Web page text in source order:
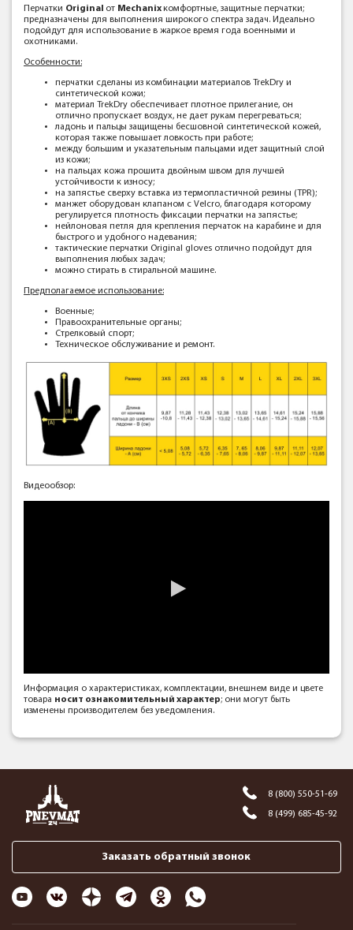
Перчатки Original от Mechanixкомфортные, защитные перчатки;
предназначены для выполнения широкого спектра задач. Идеально
подойдут для использование в жаркое время года военными и
охотниками.
Особенности:
перчатки сделаны из комбинации материалов TrekDry и
синтетической кожи;
материал TrekDry обеспечивает плотное прилегание, он
отлично пропускает воздух, не дает рукам перегреваться;
ладонь и пальцы защищены бесшовной синтетической кожей,
которая также повышает ловкость при работе;
между большим и указательным пальцами идет защитный слой
из кожи;
на пальцах кожа прошита двойным швом для лучшей
устойчивости к износу;
на запястье сверху вставка из термопластичной резины (TPR);
манжет оборудован клапаном с Velcro, благодаря которому
регулируется плотность фиксации перчатки на запястье;
нейлоновая петля для крепления перчаток на карабине и для
быстрого и удобного надевания;
тактические перчатки Original gloves отлично подойдут для
выполнения любых задач;
можно стирать в стиральной машине.
Предполагаемое использование:
Военные;
Правоохранительные органы;
Стрелковый спорт;
Техническое обслуживание и ремонт.
Видеообзор:
Информация о характеристиках, комплектации, внешнем виде и цвете
товара носит ознакомительный характер; они могут быть
изменены производителем без уведомления.
8 (800) 550-51-69
8 (499) 685-45-92
Заказать обратный звонок